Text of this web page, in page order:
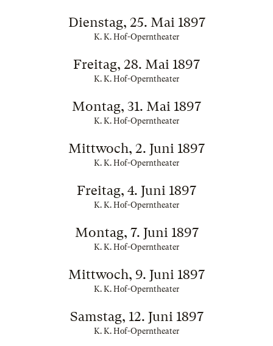
Dienstag, 25. Mai 1897
K. K. Hof-Operntheater
Freitag, 28. Mai 1897
K. K. Hof-Operntheater
Montag, 31. Mai 1897
K. K. Hof-Operntheater
Mittwoch, 2. Juni 1897
K. K. Hof-Operntheater
Freitag, 4. Juni 1897
K. K. Hof-Operntheater
Montag, 7. Juni 1897
K. K. Hof-Operntheater
Mittwoch, 9. Juni 1897
K. K. Hof-Operntheater
Samstag, 12. Juni 1897
K. K. Hof-Operntheater